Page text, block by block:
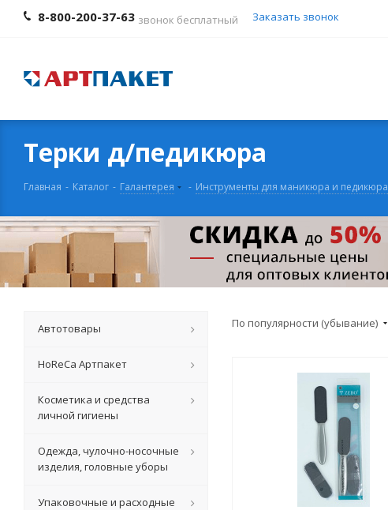
8-800-200-37-63 звонок бесплатный Заказать звонок
Терки д/педикюра
Главная - Каталог - Галантерея - Инструменты для маникюра и педикюра
По популярности (убывание)
Автотовары
HoReCa Артпакет
Косметика и средства
личной гигиены
Одежда, чулочно-носочные
изделия, головные уборы
Упаковочные и расходные